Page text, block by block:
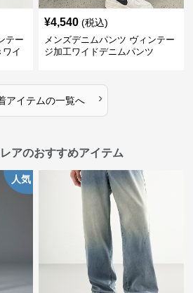
テー
イ
¥4,540 (税込)
メンズデニムパンツ ヴィンテー
ジ加工ワイドデニムパンツ
アイテムの一覧へ ›
アのおすすめアイテム
人気